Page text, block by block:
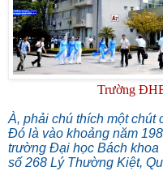
Trường
À, phải chú thích một chút
Đó là vào khoảng năm
trường Đại học Bách khoa
số 268 Lý Thường Kiệt,